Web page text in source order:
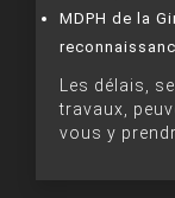
MDPH de la
Les délais,
travaux,
vous y